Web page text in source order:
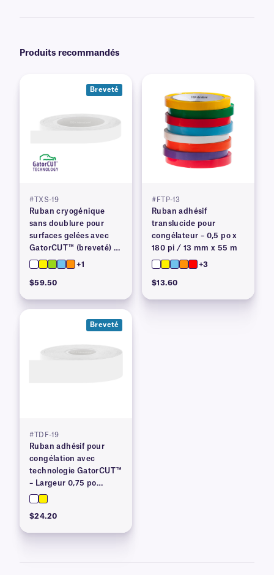
Produits recommandés
Breveté
#TXS-19
Ruban cryogénique
sans doublure pour
surfaces gelées avec
GatorCUT™ (breveté) –
0,73 po x 100 pi
+1
$59.50
#FTP-13
Ruban adhésif
translucide pour
congélateur – 0,5 po x
180 pi / 13 mm x 55 m
+3
$13.60
Breveté
#TDF-19
Ruban adhésif pour
congélation avec
technologie GatorCUT™
– Largeur 0,75 po
(breveté)
$24.20